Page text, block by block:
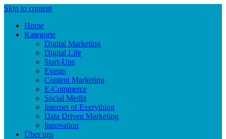
Skip to content
Home
Kategorie
Digital Marketing
Digital Life
Start-Ups
Events
Content Marketing
E-Commerce
Social Media
Internet of Everything
Data Driven Marketing
Innovation
Über uns